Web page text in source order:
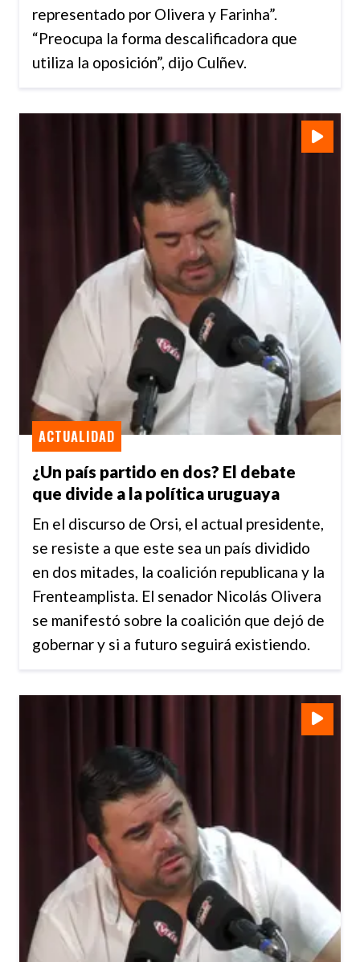
representado por Olivera y Farinha”.
“Preocupa la forma descalificadora que
utiliza la oposición”, dijo Culñev.
¿Un país partido en dos? El debate
que divide a la política uruguaya
ACTUALIDAD
En el discurso de Orsi, el actual presidente,
se resiste a que este sea un país dividido
en dos mitades, la coalición republicana y la
Frenteamplista. El senador Nicolás Olivera
se manifestó sobre la coalición que dejó de
gobernar y si a futuro seguirá existiendo.